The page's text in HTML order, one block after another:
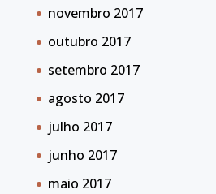
novembro 2017
outubro 2017
setembro 2017
agosto 2017
julho 2017
junho 2017
maio 2017